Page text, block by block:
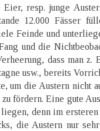
Eier, resp. junge
12.000 Fässer
Feinde und
und die
dass man z.
usw., bereits
um die Austern nicht
fördern. Eine gute
denn im
die Austern nur